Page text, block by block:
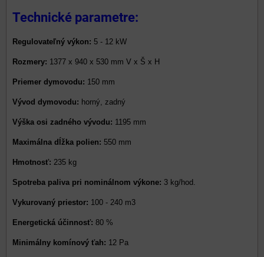
Technické parametre:
Regulovateľný výkon: 5 - 12 kW
Rozmery: 1377 x 940 x 530 mm V x Š x H
Priemer dymovodu: 150 mm
Vývod dymovodu: horný, zadný
Výška osi zadného vývodu: 1195 mm
Maximálna dĺžka polien: 550 mm
Hmotnosť: 235 kg
Spotreba paliva pri nominálnom výkone: 3 kg/hod.
Vykurovaný priestor: 100 - 240 m3
Energetická účinnosť: 80 %
Minimálny komínový ťah: 12 Pa